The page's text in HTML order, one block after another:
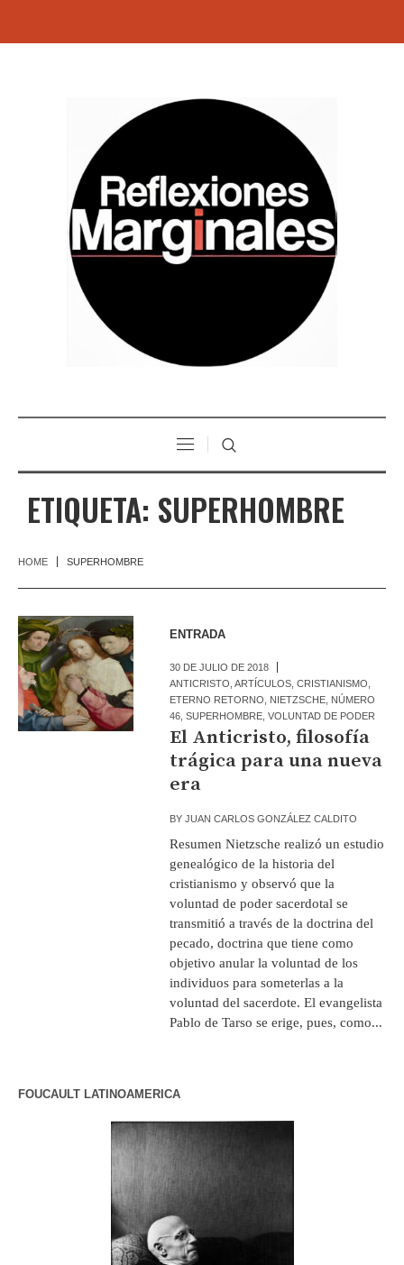
ETIQUETA: SUPERHOMBRE
HOME SUPERHOMBRE
ENTRADA
30 DE JULIO DE 2018
ANTICRISTO ,ARTÍCULOS ,CRISTIANISMO
ETERNO RETORNO
NIETZSCHE NÚMERO
46 ,SUPERHOMBRE ,VOLUNTAD DE PODER
El Anticristo, filosofía
trágica para una nueva
era
BYJUAN CARLOS GONZÁLEZ CALDITO
Resumen Nietzsche realizó un estudio
genealógico de la historia del
cristianismo y observó que la
voluntad de poder sacerdotal se
transmitió a través de la doctrina del
pecado, doctrina que tiene como
objetivo anular la voluntad de los
individuos para someterlas a la
voluntad del sacerdote. El evangelista
Pablo de Tarso se erige, pues, como...
FOUCAULT LATINOAMERICA